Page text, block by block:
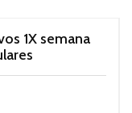
1X semana